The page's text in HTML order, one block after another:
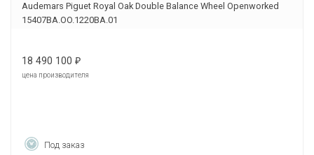
Audemars Piguet Royal Oak Double Balance Wheel Openworked
15407BA.OO.1220BA.01
18 490 100 ₽
цена производителя
Под заказ